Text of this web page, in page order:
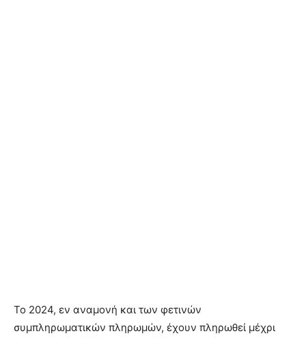
Το 2024, εν αναµονή και των φετινών
συµπληρωµατικών πληρωµών, έχουν πληρωθεί µέχρι